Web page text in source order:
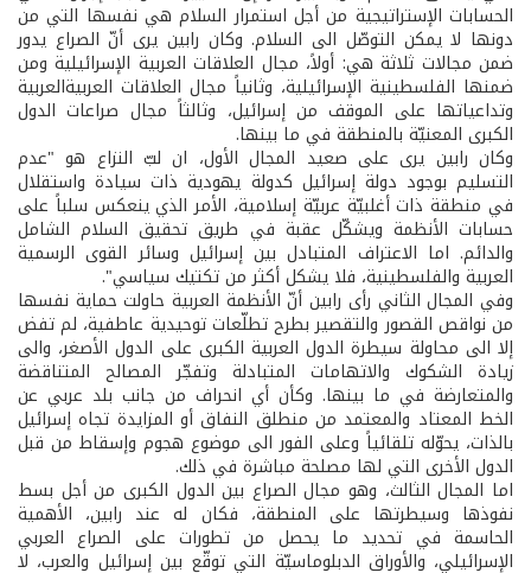
الحسابات الإستراتيجية من أجل استمرار السلام هي نفسها التي من
دونها لا يمكن التوصّل الى السلام. وكان رابين يرى أنّ الصراع يدور
ضمن مجالات ثلاثة هي: أولاً، مجال العلاقات العربية الإسرائيلية ومن
ضمنها الفلسطينية الإسرائيلية، وثانياً مجال العلاقات العربية­العربية
وتداعياتها على الموقف من إسرائيل، وثالثاً مجال صراعات الدول
الكبرى المعنيّة بالمنطقة في ما بينها.
وكان رابين يرى على صعيد المجال الأول، ان لبّ النزاع هو "عدم
التسليم بوجود دولة إسرائيل كدولة يهودية ذات سيادة واستقلال
في منطقة ذات أغلبيّة عربيّة إسلامية، الأمر الذي ينعكس سلباً على
حسابات الأنظمة ويشكّل عقبة في طريق تحقيق السلام الشامل
والدائم. اما الاعتراف المتبادل بين إسرائيل وسائر القوى الرسمية
العربية والفلسطينية، فلا يشكل أكثر من تكتيك سياسي".
وفي المجال الثاني رأى رابين أنّ الأنظمة العربية حاولت حماية نفسها
من نواقص القصور والتقصير بطرح تطلّعات توحيدية عاطفية، لم تفض
إلا الى محاولة سيطرة الدول العربية الكبرى على الدول الأصغر، والى
زيادة الشكوك والاتهامات المتبادلة وتفجّر المصالح المتناقضة
والمتعارضة في ما بينها. وكأن أي انحراف من جانب بلد عربي عن
الخط المعتاد والمعتمد من منطلق النفاق أو المزايدة تجاه إسرائيل
بالذات، يحوّله تلقائياً وعلى الفور الى موضوع هجوم وإسقاط من قبل
الدول الأخرى التي لها مصلحة مباشرة في ذلك.
اما المجال الثالث، وهو مجال الصراع بين الدول الكبرى من أجل بسط
نفوذها وسيطرتها على المنطقة، فكان له عند رابين، الأهمية
الحاسمة في تحديد ما يحصل من تطورات على الصراع العربي
الإسرائيلي، والأوراق الدبلوماسيّة التي توقّع بين إسرائيل والعرب، لا